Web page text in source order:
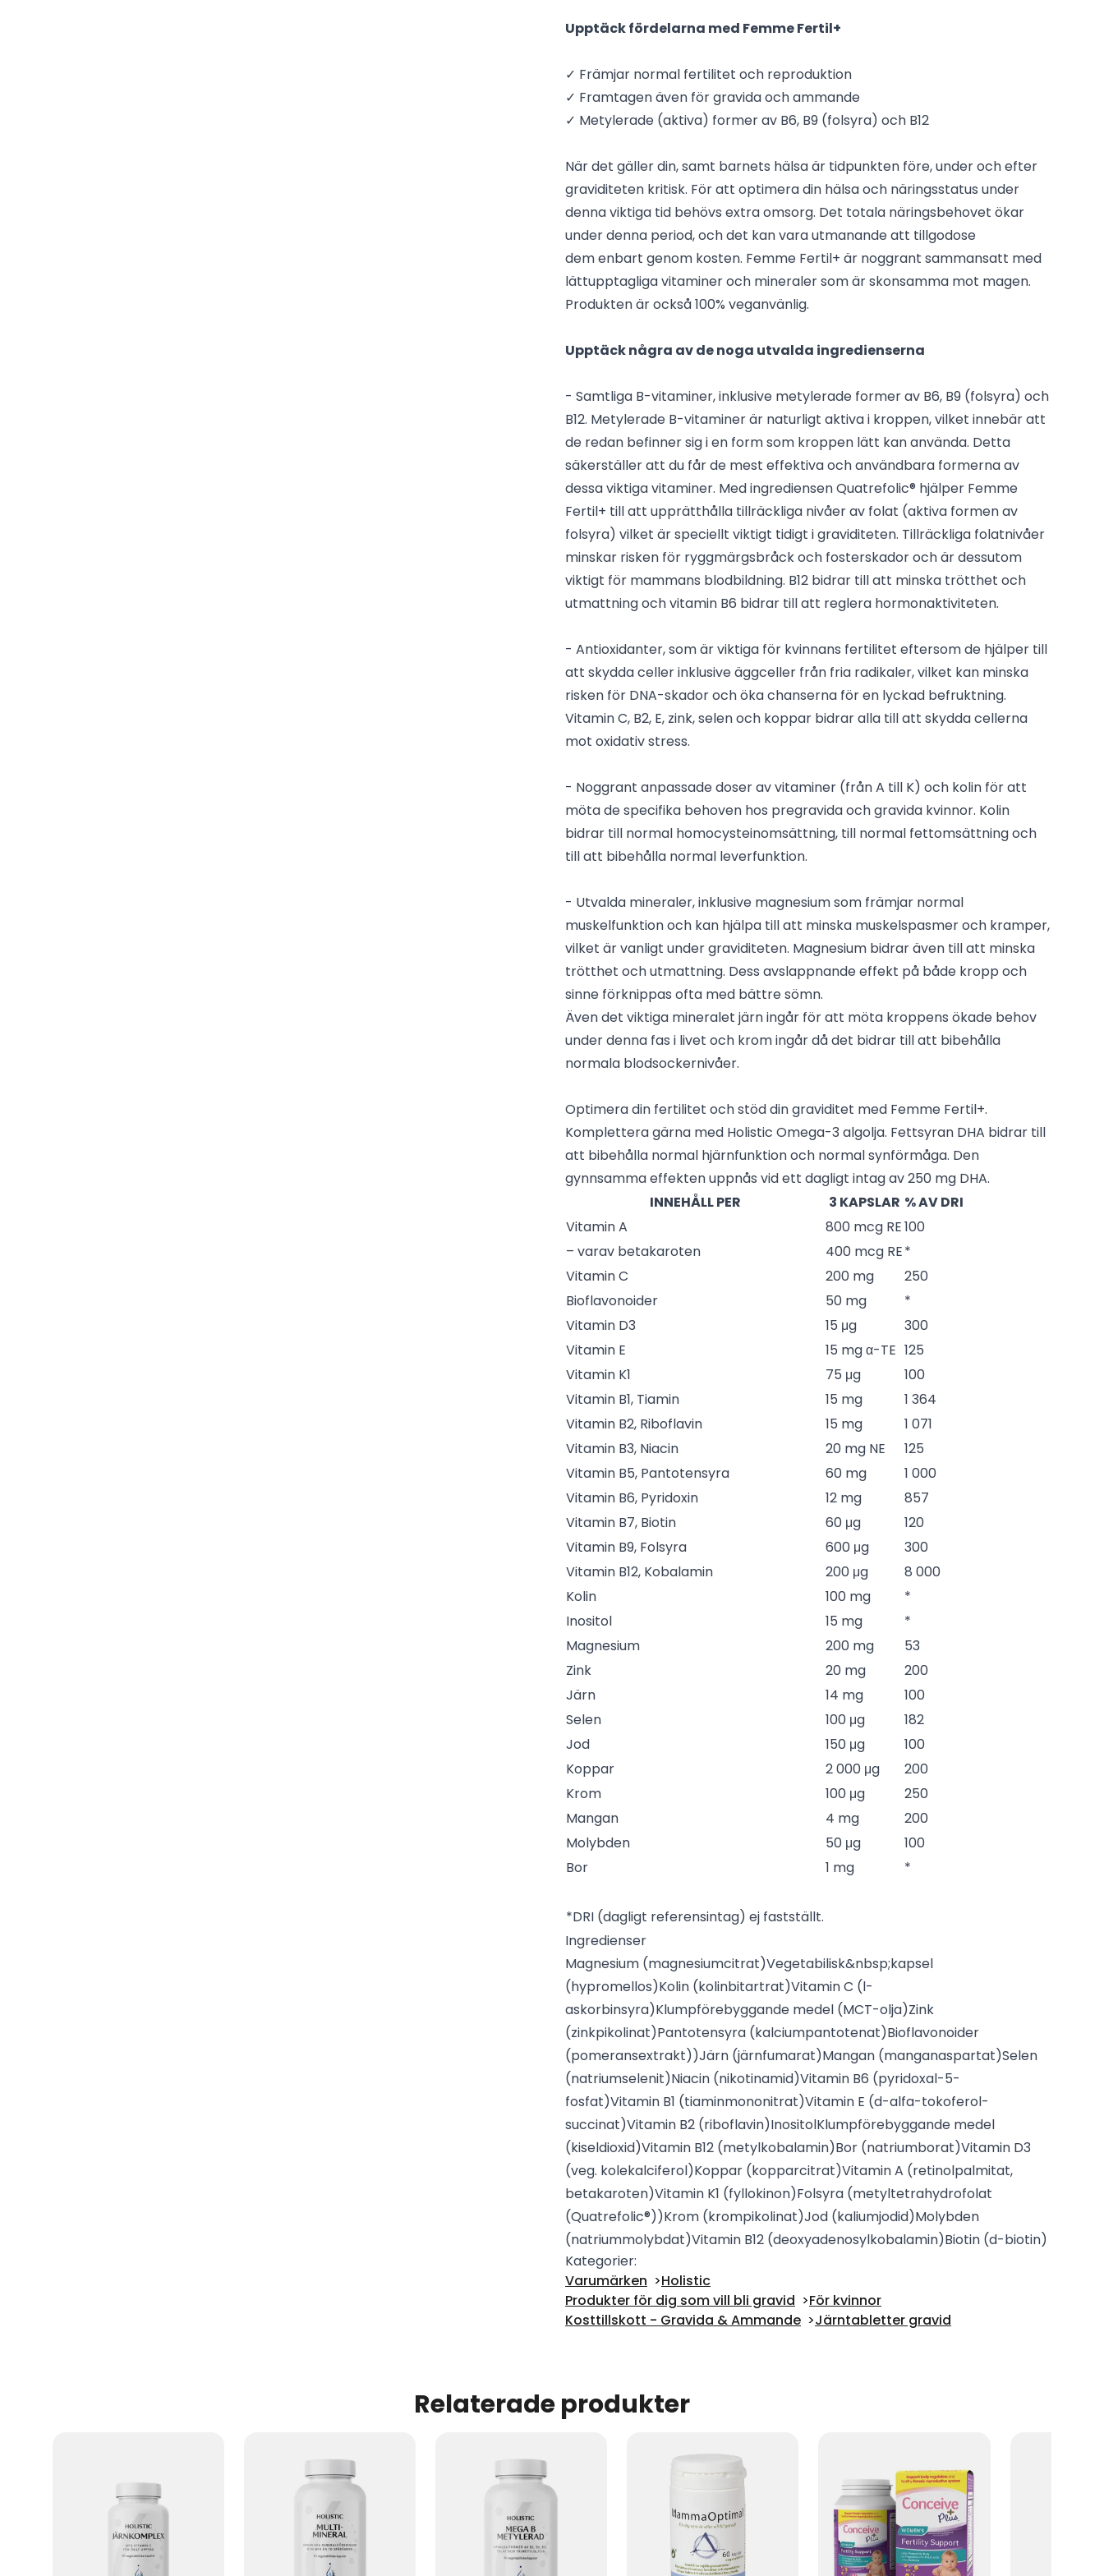
Upptäck fördelarna med Femme Fertil+
✓ Främjar normal fertilitet och reproduktion
✓ Framtagen även för gravida och ammande
✓ Metylerade (aktiva) former av B6, B9 (folsyra) och B12
När det gäller din, samt barnets hälsa är tidpunkten före, under och efter
graviditeten kritisk. För att optimera din hälsa och näringsstatus under
denna viktiga tid behövs extra omsorg. Det totala näringsbehovet ökar
under denna period, och det kan vara utmanande att tillgodose
dem enbart genom kosten. Femme Fertil+ är noggrant sammansatt med
lättupptagliga vitaminer och mineraler som är skonsamma mot magen.
Produkten är också 100% veganvänlig.
Upptäck några av de noga utvalda ingredienserna
- Samtliga B-vitaminer, inklusive metylerade former av B6, B9 (folsyra) och
B12. Metylerade B-vitaminer är naturligt aktiva i kroppen, vilket innebär att
de redan befinner sig i en form som kroppen lätt kan använda. Detta
säkerställer att du får de mest effektiva och användbara formerna av
dessa viktiga vitaminer. Med ingrediensen Quatrefolic® hjälper Femme
Fertil+ till att upprätthålla tillräckliga nivåer av folat (aktiva formen av
folsyra) vilket är speciellt viktigt tidigt i graviditeten. Tillräckliga folatnivåer
minskar risken för ryggmärgsbråck och fosterskador och är dessutom
viktigt för mammans blodbildning. B12 bidrar till att minska trötthet och
utmattning och vitamin B6 bidrar till att reglera hormonaktiviteten.
- Antioxidanter, som är viktiga för kvinnans fertilitet eftersom de hjälper till
att skydda celler inklusive äggceller från fria radikaler, vilket kan minska
risken för DNA-skador och öka chanserna för en lyckad befruktning.
Vitamin C, B2, E, zink, selen och koppar bidrar alla till att skydda cellerna
mot oxidativ stress.
- Noggrant anpassade doser av vitaminer (från A till K) och kolin för att
möta de specifika behoven hos pregravida och gravida kvinnor. Kolin
bidrar till normal homocysteinomsättning, till normal fettomsättning och
till att bibehålla normal leverfunktion.
- Utvalda mineraler, inklusive magnesium som främjar normal
muskelfunktion och kan hjälpa till att minska muskelspasmer och kramper,
vilket är vanligt under graviditeten. Magnesium bidrar även till att minska
trötthet och utmattning. Dess avslappnande effekt på både kropp och
sinne förknippas ofta med bättre sömn.
Även det viktiga mineralet järn ingår för att möta kroppens ökade behov
under denna fas i livet och krom ingår då det bidrar till att bibehålla
normala blodsockernivåer.
Optimera din fertilitet och stöd din graviditet med Femme Fertil+.
Komplettera gärna med Holistic Omega-3 algolja. Fettsyran DHA bidrar till
att bibehålla normal hjärnfunktion och normal synförmåga. Den
gynnsamma effekten uppnås vid ett dagligt intag av 250 mg DHA.
INNEHÅLL PER
3 KAPSLAR % AV DRI
Vitamin A
800 mcg RE100
– varav betakaroten
400 mcg RE*
Vitamin C
200 mg
250
Bioflavonoider
50 mg
*
Vitamin D3
15 μg
300
Vitamin E
15 mg α-TE 125
Vitamin K1
75 μg
100
Vitamin B1, Tiamin
15 mg
1 364
Vitamin B2, Riboflavin
15 mg
1 071
Vitamin B3, Niacin
20 mg NE
125
Vitamin B5, Pantotensyra
60 mg
1 000
Vitamin B6, Pyridoxin
12 mg
857
Vitamin B7, Biotin
60 μg
120
Vitamin B9, Folsyra
600 μg
300
Vitamin B12, Kobalamin
200 μg
8 000
Kolin
100 mg
*
Inositol
15 mg
*
Magnesium
200 mg
53
Zink
20 mg
200
Järn
14 mg
100
Selen
100 μg
182
Jod
150 μg
100
Koppar
2 000 μg
200
Krom
100 μg
250
Mangan
4 mg
200
Molybden
50 μg
100
Bor
1 mg *
*DRI (dagligt referensintag) ej fastställt.
Ingredienser
Magnesium (magnesiumcitrat)Vegetabilisk&nbsp;kapsel
(hypromellos)Kolin (kolinbitartrat)Vitamin C (l-
askorbinsyra)Klumpförebyggande medel (MCT-olja)Zink
(zinkpikolinat)Pantotensyra (kalciumpantotenat)Bioflavonoider
(pomeransextrakt))Järn (järnfumarat)Mangan (manganaspartat)Selen
(natriumselenit)Niacin (nikotinamid)Vitamin B6 (pyridoxal-5-
fosfat)Vitamin B1 (tiaminmononitrat)Vitamin E (d-alfa-tokoferol-
succinat)Vitamin B2 (riboflavin)InositolKlumpförebyggande medel
(kiseldioxid)Vitamin B12 (metylkobalamin)Bor (natriumborat)Vitamin D3
(veg. kolekalciferol)Koppar (kopparcitrat)Vitamin A (retinolpalmitat,
betakaroten)Vitamin K1 (fyllokinon)Folsyra (metyltetrahydrofolat
(Quatrefolic®))Krom (krompikolinat)Jod (kaliumjodid)Molybden
(natriummolybdat)Vitamin B12 (deoxyadenosylkobalamin)Biotin (d-biotin)
Kategorier:
Varumärken
Holistic
Produkter för dig som vill bli gravid
För kvinnor
Kosttillskott - Gravida & Ammande
Järntabletter gravid
Relaterade produkter